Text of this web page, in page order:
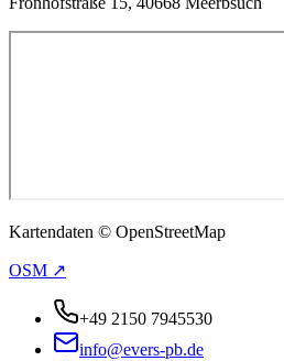
Kartendaten © OpenStreetMap
OSM ↗
+49 2150 7945530
info@evers-pb.de